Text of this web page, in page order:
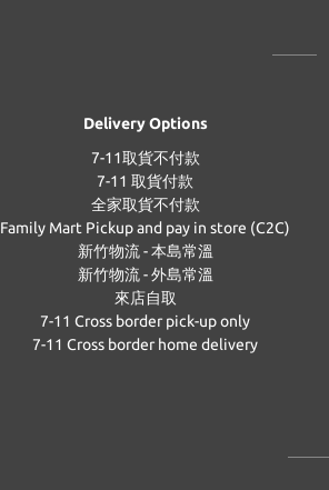
Delivery Options
7-11取貨不付款
7-11 取貨付款
全家取貨不付款
Family Mart Pickup and pay in store (C2C)
新竹物流 - 本島常溫
新竹物流 - 外島常溫
來店自取
7-11 Cross border pick-up only
7-11 Cross border home delivery